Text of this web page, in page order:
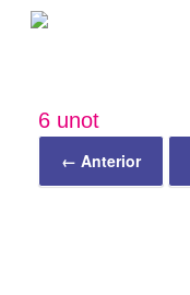
6 unot
← Anterior